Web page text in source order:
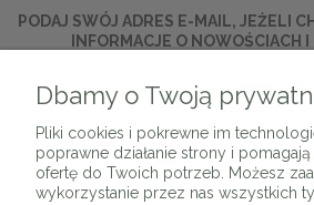
PODAJ SWÓJ ADRES E-MAIL, JEŻELI
INFORMACJE O NOWOŚCIACH
Dbamy o Twoją
Pliki cookies i pokrewne im
poprawne działanie strony i
ofertę do Twoich potrzeb. Możesz
wykorzystanie przez nas wszystkich